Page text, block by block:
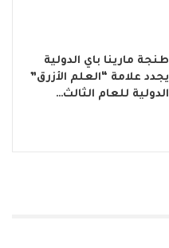
طنجة مارينا باي الدولية
يجدد علامة “العلم الأزرق”
الدولية للعام الثالث…